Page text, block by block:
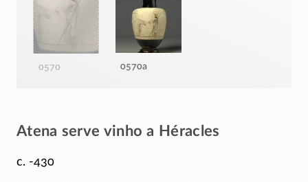
0570 0570a
Atena serve vinho a Héracles
c. -430